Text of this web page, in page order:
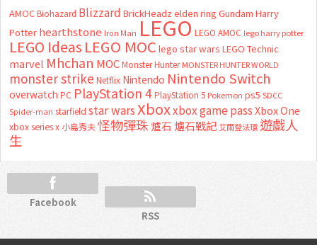
AMOC Biohazard Blizzard BrickHeadz elden ring Gundam Harry
Potter hearthstone Iron Man LEGO LEGO AMOC lego harry potter
LEGO Ideas LEGO MOC lego star wars LEGO Technic
marvel Mhchan MOC Monster Hunter MONSTER HUNTER WORLD
monster strike Netflix Nintendo Nintendo Switch
overwatch PC PlayStation 4 PlayStation 5 Pokemon ps5 SDCC
Spider-man starfield star wars Xboxxbox game passXbox One
xbox series x 小島秀夫怪物彈珠 爐石 爐石戰記艾爾登法環 遊戲人
生
Facebook
RSS